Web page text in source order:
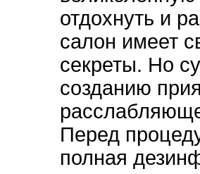
отдохнуть и
салон имеет
секреты. Но
созданию
Перед
полная